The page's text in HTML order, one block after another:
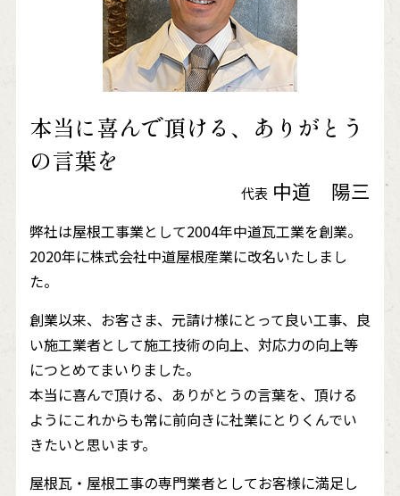
本当に喜んで頂ける、ありがとう
の言葉を
代表 中道 陽三
弊社は屋根工事業として2004年中道瓦工業を創業。
2020年に株式会社中道屋根産業に改名いたしまし
た。
創業以来、お客さま、元請け様にとって良い工事、良
い施工業者として施工技術の向上、対応力の向上等
につとめてまいりました。
本当に喜んで頂ける、ありがとうの言葉を、頂ける
ようにこれからも常に前向きに社業にとりくんでい
きたいと思います。
屋根瓦・屋根工事の専門業者としてお客様に満足し